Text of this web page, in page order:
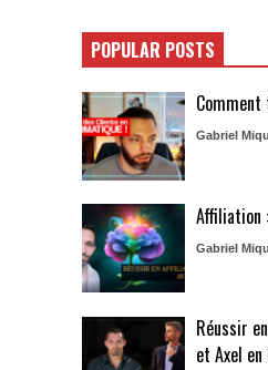
POPULAR POSTS
Gabriel
Affiliation
Gabriel
Réussir
et Axel